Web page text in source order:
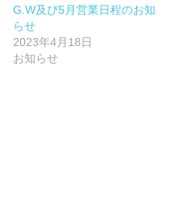
G.W及び5月営業日程のお知
らせ
2023年4月18日
お知らせ